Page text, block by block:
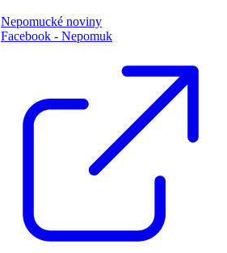
Nepomucké noviny
Facebook - Nepomuk